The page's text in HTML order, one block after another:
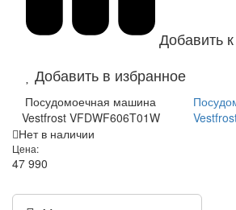
Добавить
Добавить в избранное
Посудомоечная машина
Vestfrost VFDWF606T01W
Нет в наличии
Цена:
47 990